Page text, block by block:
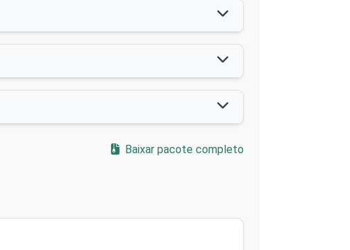
Baixar pacote completo